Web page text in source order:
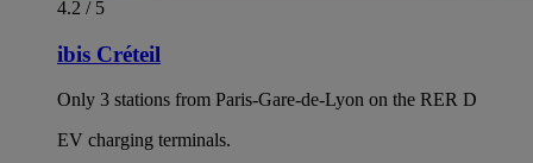
4.2 / 5
ibis Créteil
Only 3 stations from Paris-Gare-de-Lyon on the RER D
EV charging terminals.